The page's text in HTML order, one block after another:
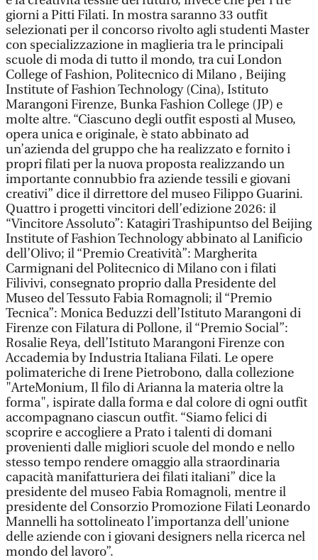
giorni a Pitti Filati. In mostra saranno 33 outfit
selezionati per il concorso rivolto agli studenti Master
con specializzazione in maglieria tra le principali
scuole di moda di tutto il mondo, tra cui London
College of Fashion, Politecnico di Milano , Beijing
Institute of Fashion Technology (Cina), Istituto
Marangoni Firenze, Bunka Fashion College (JP) e
molte altre. “Ciascuno degli outfit esposti al Museo,
opera unica e originale, è stato abbinato ad
un’azienda del gruppo che ha realizzato e fornito i
propri filati per la nuova proposta realizzando un
importante connubbio fra aziende tessili e giovani
creativi” dice il dirrettore del museo Filippo Guarini.
Quattro i progetti vincitori dell’edizione 2026: il
“Vincitore Assoluto”: Katagiri Trashipuntso del Beijing
Institute of Fashion Technology abbinato al Lanificio
dell’Olivo; il “Premio Creatività”: Margherita
Carmignani del Politecnico di Milano con i filati
Filivivi, consegnato proprio dalla Presidente del
Museo del Tessuto Fabia Romagnoli; il “Premio
Tecnica”: Monica Beduzzi dell’Istituto Marangoni di
Firenze con Filatura di Pollone, il “Premio Social”:
Rosalie Reya, dell’Istituto Marangoni Firenze con
Accademia by Industria Italiana Filati. Le opere
polimateriche di Irene Pietrobono, dalla collezione
"ArteMonium, Il filo di Arianna la materia oltre la
forma", ispirate dalla forma e dal colore di ogni outfit
accompagnano ciascun outfit. “Siamo felici di
scoprire e accogliere a Prato i talenti di domani
provenienti dalle migliori scuole del mondo e nello
stesso tempo rendere omaggio alla straordinaria
capacità manifatturiera dei filati italiani” dice la
presidente del museo Fabia Romagnoli, mentre il
presidente del Consorzio Promozione Filati Leonardo
Mannelli ha sottolineato l’importanza dell’unione
delle aziende con i giovani designers nella ricerca nel
mondo del lavoro”.